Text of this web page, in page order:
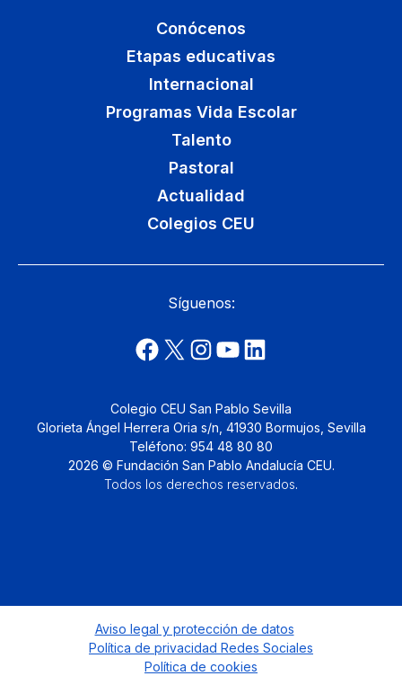
Conócenos
Etapas educativas
Internacional
Programas Vida Escolar
Talento
Pastoral
Actualidad
Colegios CEU
Síguenos:
Colegio CEU San Pablo Sevilla
Glorieta Ángel Herrera Oria s/n, 41930 Bormujos, Sevilla
Teléfono: 954 48 80 80
2026 © Fundación San Pablo Andalucía CEU.
Todos los derechos reservados.
Aviso legal y protección de datos
Política de privacidad Redes Sociales
Política de cookies